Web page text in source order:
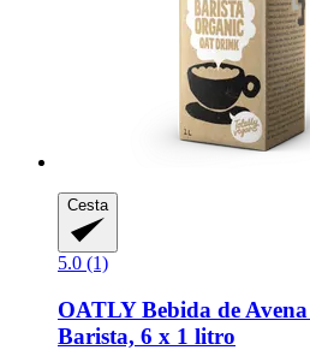
Cesta
5.0 (1)
OATLYBebida de
Barista, 6 x 1 litro